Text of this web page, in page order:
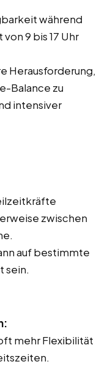
während
9 bis 17 Uhr
Herausforderung,
Balance zu
intensiver
zwischen
auf bestimmte
sein.
mehr Flexibilität